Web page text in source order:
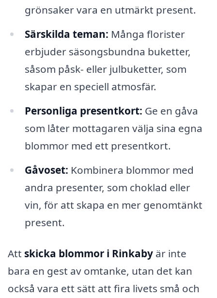
grönsaker vara en utmärkt present.
Särskilda teman: Många florister
erbjuder säsongsbundna buketter,
såsom påsk- eller julbuketter, som
skapar en speciell atmosfär.
Personliga presentkort: Ge en gåva
som låter mottagaren välja sina egna
blommor med ett presentkort.
Gåvoset: Kombinera blommor med
andra presenter, som choklad eller
vin, för att skapa en mer genomtänkt
present.
Att skicka blommor i Rinkaby är inte
bara en gest av omtanke, utan det kan
också vara ett sätt att fira livets små och